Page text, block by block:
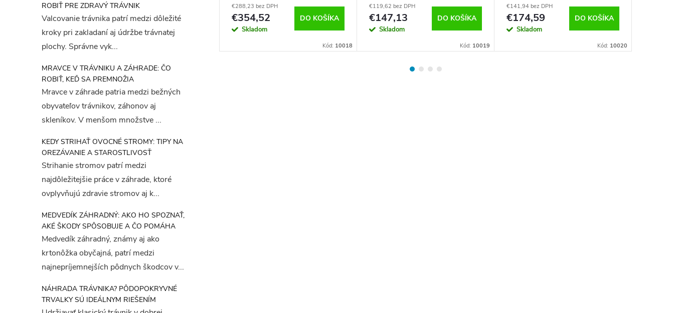
ROBIŤ PRE ZDRAVÝ TRÁVNIK
Valcovanie trávnika patrí medzi dôležité
kroky pri zakladaní aj údržbe trávnatej
plochy. Správne vyk...
MRAVCE V TRÁVNIKU A ZÁHRADE: ČO
ROBIŤ, KEĎ SA PREMNOŽIA
Mravce v záhrade patria medzi bežných
obyvateľov trávnikov, záhonov aj
skleníkov. V menšom množstve ...
KEDY STRIHAŤ OVOCNÉ STROMY: TIPY NA
OREZÁVANIE A STAROSTLIVOSŤ
Strihanie stromov patrí medzi
najdôležitejšie práce v záhrade, ktoré
ovplyvňujú zdravie stromov aj k...
MEDVEDÍK ZÁHRADNÝ: AKO HO SPOZNAŤ,
AKÉ ŠKODY SPÔSOBUJE A ČO POMÁHA
Medvedík záhradný, známy aj ako
krtonôžka obyčajná, patrí medzi
najnepríjemnejších pôdnych škodcov v...
NÁHRADA TRÁVNIKA? PÔDOPOKRYVNÉ
TRVALKY SÚ IDEÁLNYM RIEŠENÍM
DO KOŠÍKA
Kód:10020
€170,17 bez DPH
€209,31
Skladom
DO KOŠÍKA
€288,23 bez DPH
€354,52
Skladom
DO KOŠÍKA
Kód: 10018
€119,62 bez DPH
€147,13
Skladom
DO KOŠÍKA
Kód: 10019
€141,94 bez DPH
€174,59
Skladom
DO KOŠÍKA
Kód: 10020